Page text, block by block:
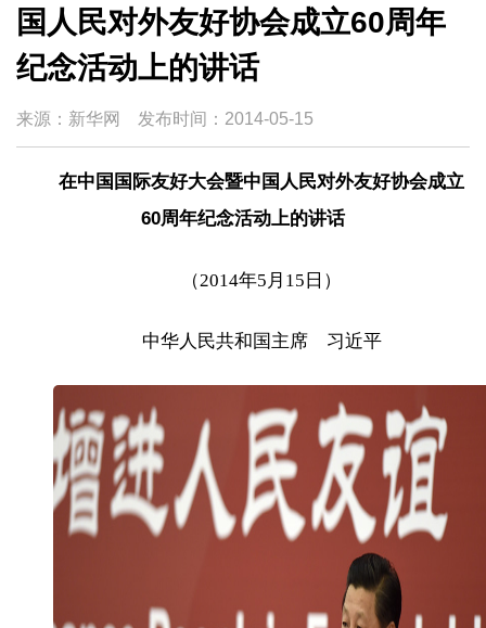
国人民对外友好协会成立60周年
纪念活动上的讲话
来源：新华网 发布时间： 2014-05-15
在中国国际友好大会暨中国人民对外友好协会成立
60周年纪念活动上的讲话
（2014年5月15日）
中华人民共和国主席 习近平